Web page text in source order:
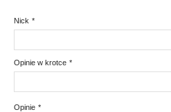
*
Nick
*
Opinie w krotce
*
Opinie